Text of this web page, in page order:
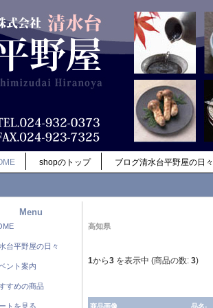
shopのトップ ブログ清水台平野屋の日々
Menu
台平野屋の日々
ント案内
すめの商品
トを見る
高知県
1から3 を表示中 (商品の数: 3)
商品画像 品名-